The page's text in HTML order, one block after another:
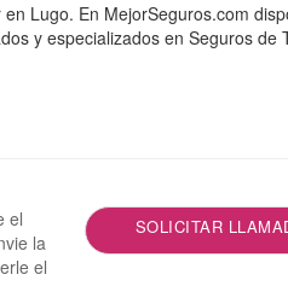
Lugo. En MejorSeguros.com
y especializados en Seguros de
el
la
el
SOLICITAR